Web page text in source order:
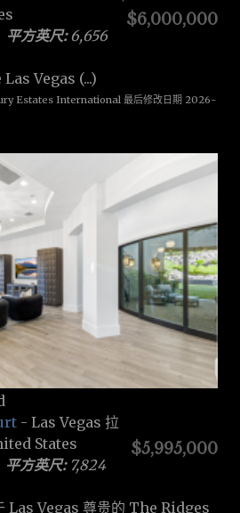
$6,000,000
平方英尺:6,656
Vegas (...)
Estates International 最后修改日期 2026-
$5,995,000
- Las Vegas 拉
States
平方英尺:7,824
Las Vegas 尊贵的 The Ridges